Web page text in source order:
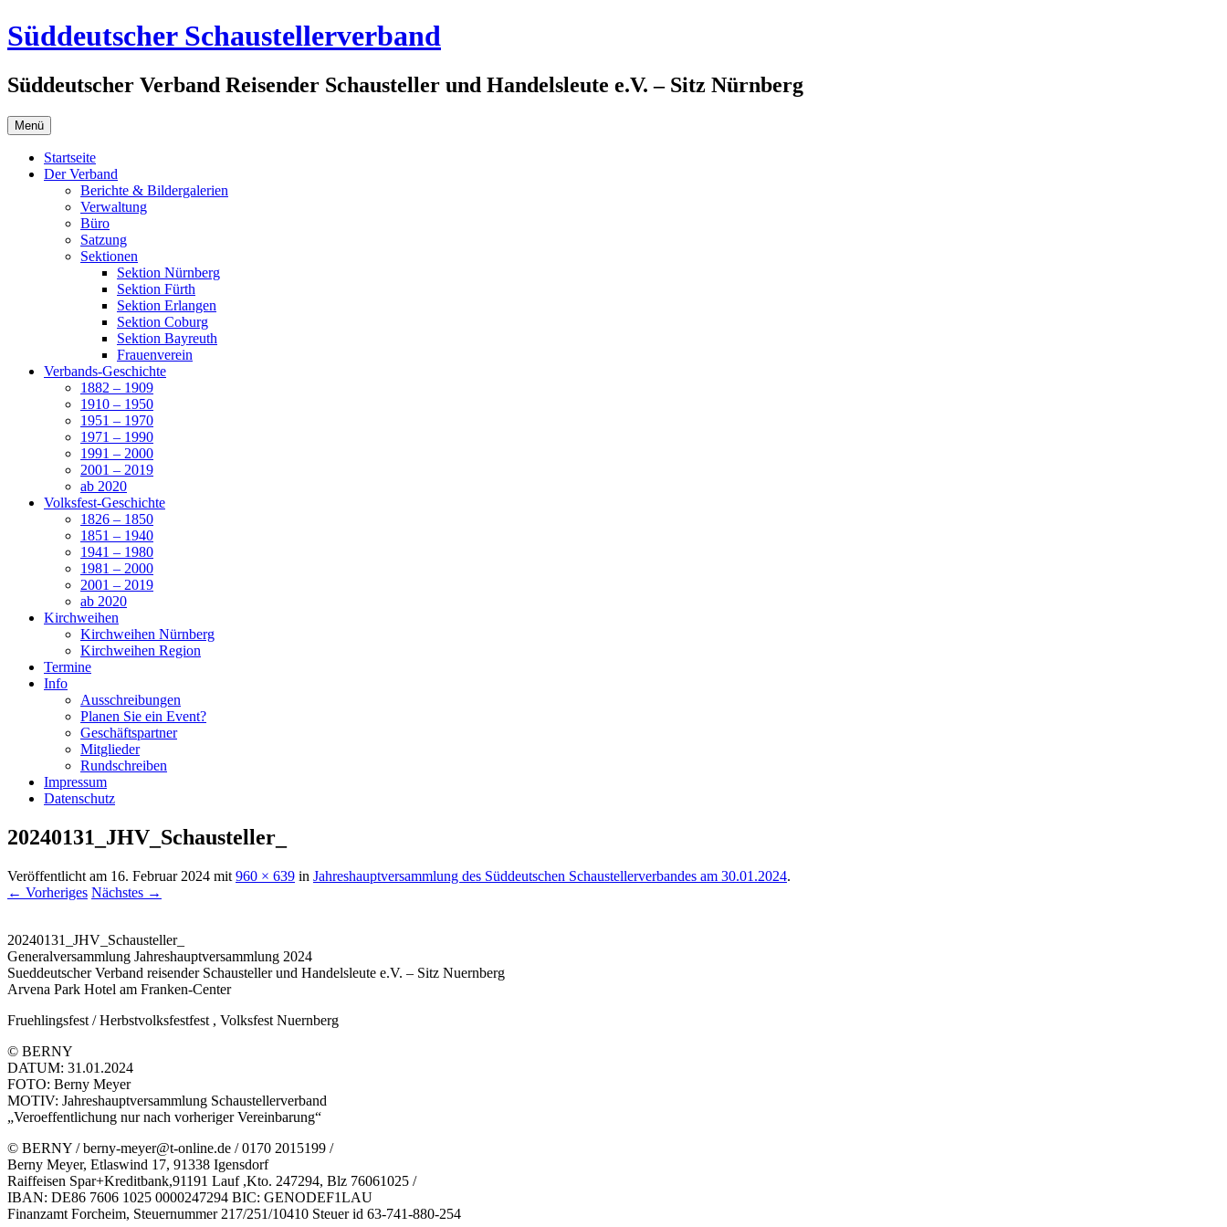
Zum
Inhalt
Süddeutscher Schaustellerverband
Süddeutscher Verband Reisender Schausteller und Handelsleute e.V. – Sitz Nürnberg
Menü
Startseite
Der Verband
Berichte & Bildergalerien
Verwaltung
Büro
Satzung
Sektionen
Sektion Nürnberg
Sektion Fürth
Sektion Erlangen
Sektion Coburg
Sektion Bayreuth
Frauenverein
Verbands-Geschichte
1882 – 1909
1910 – 1950
1951 – 1970
1971 – 1990
1991 – 2000
2001 – 2019
ab 2020
Volksfest-Geschichte
1826 – 1850
1851 – 1940
1941 – 1980
1981 – 2000
2001 – 2019
ab 2020
Kirchweihen
Kirchweihen Nürnberg
Kirchweihen Region
Termine
Info
Ausschreibungen
Planen Sie ein Event?
Geschäftspartner
Mitglieder
Rundschreiben
Impressum
Datenschutz
20240131_JHV_Schausteller_
Veröffentlicht am 16. Februar 2024 mit 960 × 639 in Jahreshauptversammlung des Süddeutschen Schaustellerverbandes am 30.01.2024.
← Vorheriges Nächstes →
20240131_JHV_Schausteller_
Generalversammlung Jahreshauptversammlung 2024
Sueddeutscher Verband reisender Schausteller und Handelsleute e.V. – Sitz Nuernberg
Arvena Park Hotel am Franken-Center
Fruehlingsfest / Herbstvolksfestfest , Volksfest Nuernberg
© BERNY
DATUM: 31.01.2024
FOTO: Berny Meyer
MOTIV: Jahreshauptversammlung Schaustellerverband
„Veroeffentlichung nur nach vorheriger Vereinbarung“
© BERNY / berny-meyer@t-online.de / 0170 2015199 /
Berny Meyer, Etlaswind 17, 91338 Igensdorf
Raiffeisen Spar+Kreditbank,91191 Lauf ,Kto. 247294, Blz 76061025 /
IBAN: DE86 7606 1025 0000247294 BIC: GENODEF1LAU
Finanzamt Forcheim, Steuernummer 217/251/10410 Steuer id 63-741-880-254